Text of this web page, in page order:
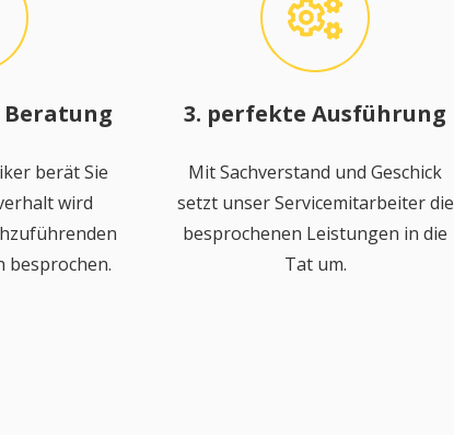
berät Sie
wird
besprochen.
3. perfekte Ausführung
Mit Sachverstand und Geschick
setzt unser Servicemitarbeiter die
besprochenen Leistungen in die
Tat um.